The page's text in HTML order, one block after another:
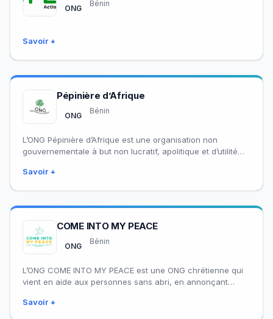
ONG
Bénin
Savoir +
Pépinière d’Afrique
ONG
Bénin
L’ONG Pépinière d’Afrique est une organisation non
gouvernementale à but non lucratif, apolitique et d’utilité
Savoir +
COME INTO MY PEACE
ONG
Bénin
L’ONG COME INTO MY PEACE est une ONG chrétienne qui
vient en aide aux personnes sans abri, en annonçant
Savoir +